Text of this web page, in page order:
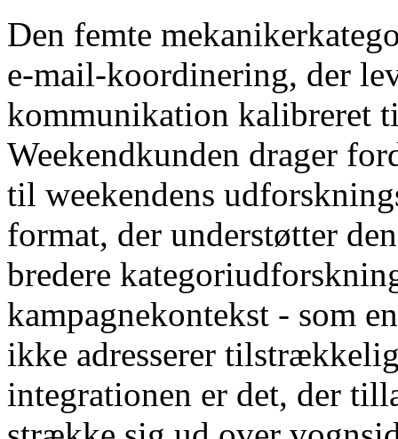
Den femte
e-mail-koordinering, der
kommunikation kalibreret
Weekendkunden drager
til weekendens
format, der understøtter
bredere
kampagnekontekst - som
ikke adresserer
integrationen er det, der